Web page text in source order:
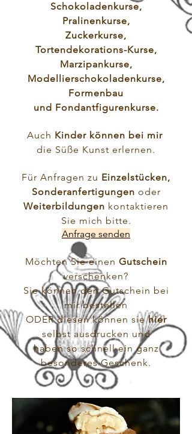
Schokoladenkurse,
Pralinenkurse,
Zuckerkurse,
Tortendekorations-Kurse,
Marzipankurse,
Modellierschokoladenkurse,
Formenbau
und Fondantfigurenkurse.
Auch Kinder können bei mir
die Süße Kunst erlernen.
Für Anfragen zu Einzelstücken,
Sonderanfertigungen oder
Weiterbildungen kontaktieren
Sie mich bitte.
Anfrage senden
Möchten Sie einen Gutschein
verschenken?
Sie können den Gutschein bei
mir bestellen
ODER diesen können siehier
selbst ausdrucken und
haben so schnell ein ganz
besonderes Geschenk.